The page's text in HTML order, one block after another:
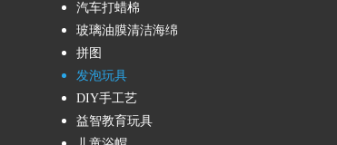
汽车打蜡棉
玻璃油膜清洁海绵
拼图
发泡玩具
DIY手工艺
益智教育玩具